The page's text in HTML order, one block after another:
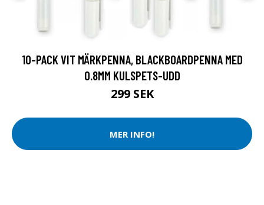
10-PACK VIT MÄRKPENNA, BLACKBOARDPENNA MED
0.8MM KULSPETS-UDD
299 SEK
MER INFO!